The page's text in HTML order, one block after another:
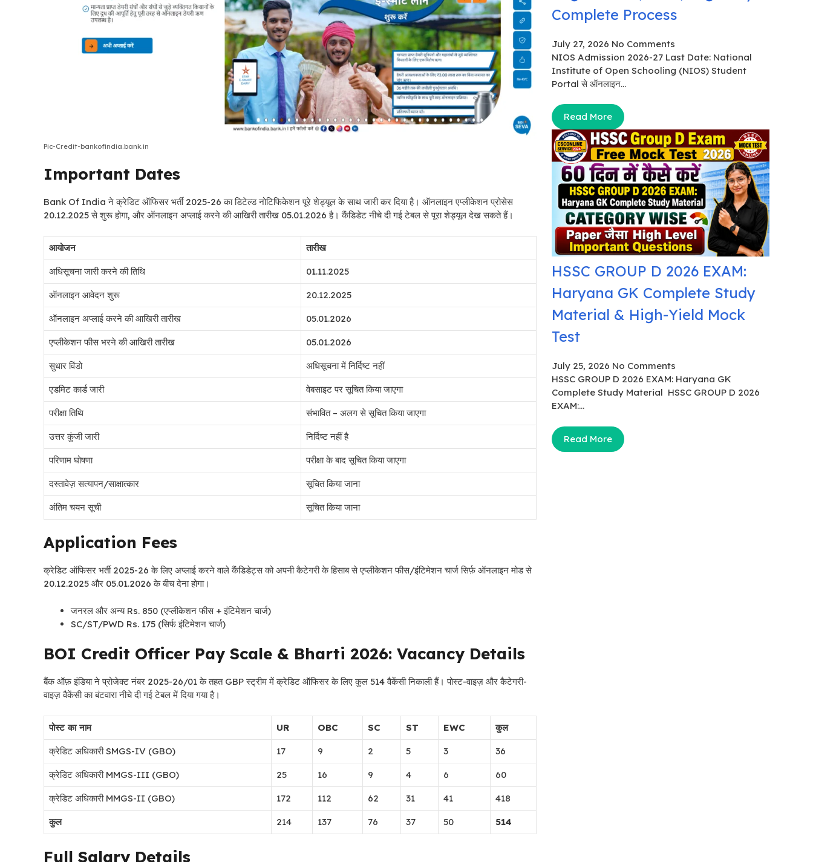
Pic-Credit-bankofindia.bank.in
Important Dates
Bank Of India ने क्रेडिट ऑफिसर भर्ती 2025-26 का डिटेल्ड नोटिफिकेशन पूरे शेड्यूल के साथ जारी कर दिया है। ऑनलाइन एप्लीकेशन प्रोसेस
20.12.2025 से शुरू होगा, और ऑनलाइन अप्लाई करने की आखिरी तारीख 05.01.2026 है। कैंडिडेट नीचे दी गई टेबल से पूरा शेड्यूल देख सकते हैं।
आयोजन तारीख
अधिसूचना जारी करने की तिथि 01.11.2025
ऑनलाइन आवेदन शुरू 20.12.2025
ऑनलाइन अप्लाई करने की आखिरी तारीख 05.01.2026
एप्लीकेशन फीस भरने की आखिरी तारीख 05.01.2026
सुधार विंडो अधिसूचना में निर्दिष्ट नहीं
एडमिट कार्ड जारी वेबसाइट पर सूचित किया जाएगा
परीक्षा तिथि संभावित – अलग से सूचित किया जाएगा
उत्तर कुंजी जारी निर्दिष्ट नहीं है
परिणाम घोषणा परीक्षा के बाद सूचित किया जाएगा
दस्तावेज़ सत्यापन/साक्षात्कार सूचित किया जाना
अंतिम चयन सूची सूचित किया जाना
Application Fees
क्रेडिट ऑफिसर भर्ती 2025-26 के लिए अप्लाई करने वाले कैंडिडेट्स को अपनी कैटेगरी के हिसाब से एप्लीकेशन फीस/इंटिमेशन चार्ज सिर्फ़ ऑनलाइन मोड से
20.12.2025 और 05.01.2026 के बीच देना होगा।
जनरल और अन्य Rs. 850 (एप्लीकेशन फीस + इंटिमेशन चार्ज)
SC/ST/PWD Rs. 175 (सिर्फ इंटिमेशन चार्ज)
BOI Credit Officer Pay Scale & Bharti 2026: Vacancy Details
बैंक ऑफ़ इंडिया ने प्रोजेक्ट नंबर 2025-26/01 के तहत GBP स्ट्रीम में क्रेडिट ऑफिसर के लिए कुल 514 वैकेंसी निकाली हैं। पोस्ट-वाइज़ और कैटेगरी-
वाइज़ वैकेंसी का बंटवारा नीचे दी गई टेबल में दिया गया है।
पोस्ट का नाम UR OBC SC ST EWC कुल
क्रेडिट अधिकारी SMGS-IV (GBO) 17 9 2 5 3 36
क्रेडिट अधिकारी MMGS-III (GBO) 25 16 9 4 6 60
क्रेडिट अधिकारी MMGS-II (GBO) 172 112 62 31 41 418
कुल 214 137 76 37 50 514
Full Salary Details
Complete Process
July 27, 2026 No Comments
NIOS Admission 2026-27 Last Date: National
Institute of Open Schooling (NIOS) Student
Portal से ऑनलाइन...
Read More
HSSC GROUP D 2026 EXAM:
Haryana GK Complete Study
Material & High-Yield Mock
Test
July 25, 2026 No Comments
HSSC GROUP D 2026 EXAM: Haryana GK
Complete Study Material HSSC GROUP D 2026
EXAM:...
Read More